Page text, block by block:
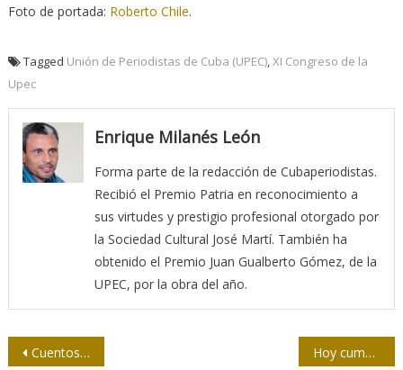
Foto de portada: Roberto Chile.
Tagged Unión de Periodistas de Cuba (UPEC),XI Congreso de la
Upec
Enrique Milanés León
Forma parte de la redacción de Cubaperiodistas.
Recibió el Premio Patria en reconocimiento a
sus virtudes y prestigio profesional otorgado por
la Sociedad Cultural José Martí. También ha
obtenido el Premio Juan Gualberto Gómez, de la
UPEC, por la obra del año.
Navegación
Cuentos para niños y niñas valientes Hoy cumpliría 80 años Guillermo Cabrera Álvarez